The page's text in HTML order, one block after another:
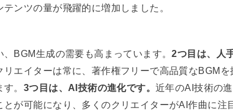
テンツの量が飛躍的に増加しました。
、BGM生成の需要も高まっています。2つ目は、人
リエイターは常に、著作権フリーで高品質なBGM
。 3つ目は、AI技術の進化です。近年のAI技術の
とが可能になり、多くのクリエイターがAI作曲に注